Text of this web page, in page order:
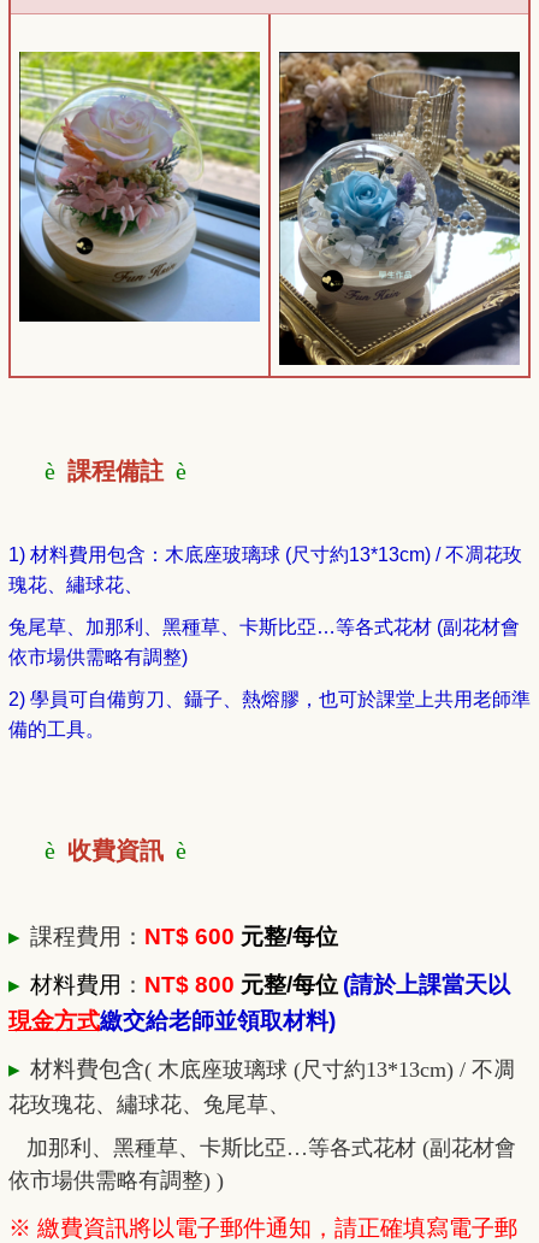
è 課程備註 è
1) 材料費用包含： 木底座玻璃球 (尺寸約13*13cm) / 不凋花玫
瑰花、繡球花、
兔尾草、加那利、黑種草、卡斯比亞…等各式花材 (副花材會
依市場供需略有調整)
2) 學員可自備剪刀、鑷子、熱熔膠，也可於課堂上共用老師準
備的工具。
è 收費資訊 è
▸ 課程費用： NT$ 600 元整/每位
▸ 材料費用 ： NT$ 800 元整/每位 (請於上課當天以
現金方式繳交給老師並領取材料)
▸ 材料費包含( 木底座玻璃球 (尺寸約13*13cm) / 不凋
花玫瑰花、繡球花、兔尾草、
加那利、黑種草、卡斯比亞…等各式花材 (副花材會
依市場供需略有調整) )
※ 繳費資訊將以電子郵件通知，請正確填寫電子郵